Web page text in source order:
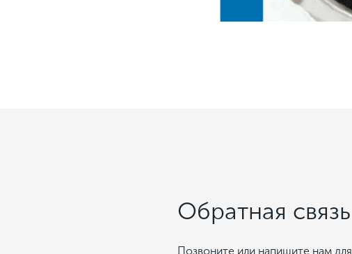
Обратная связь
Позвоните или напишите нам для